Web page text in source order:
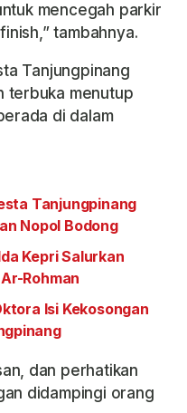
mencegah parkir
tambahnya.
Tanjungpinang
terbuka menutup
di dalam
Tanjungpinang
Nopol Bodong
Kepri Salurkan
Rohman
Isi Kekosongan
dan perhatikan
didampingi orang